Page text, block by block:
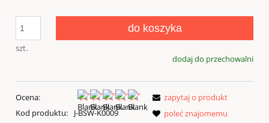
szt.
do koszyka
dodaj do przechowalni
Ocena:
Kod produktu:
J-BSW-K0009
zapytaj o produkt
poleć znajomemu